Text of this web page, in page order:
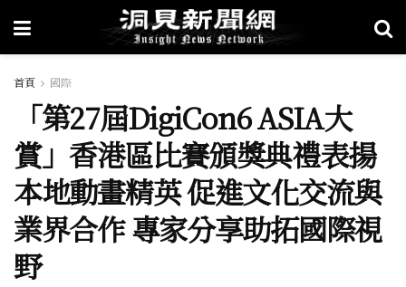
首頁 國際
「第27屆DigiCon6 ASIA大
賞」香港區比賽頒獎典禮表揚
本地動畫精英 促進文化交流與
業界合作 專家分享助拓國際視
野